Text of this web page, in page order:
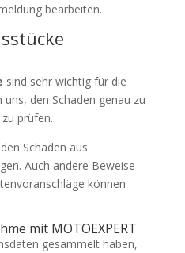
bearbeiten.
sind sehr wichtig für die
den Schaden genau zu
prüfen.
Schaden aus
Auch andere Beweise
können
mit MOTOEXPERT
gesammelt haben,